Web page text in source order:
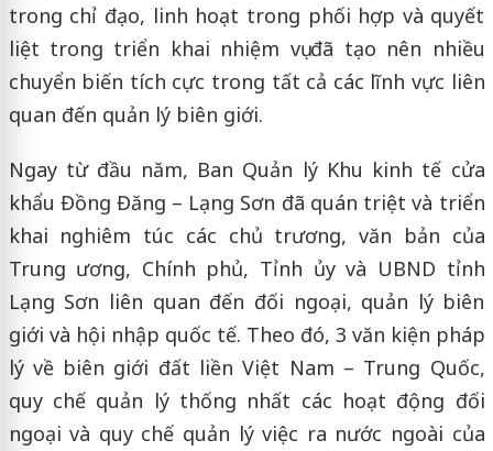
trong chỉ đạo, linh hoạt trong phối hợp và quyết
liệt trong triển khai nhiệm vụ đã tạo nên nhiều
chuyển biến tích cực trong tất cả các lĩnh vực liên
quan đến quản lý biên giới.
Ngay từ đầu năm, Ban Quản lý Khu kinh tế cửa
khẩu Đồng Đăng – Lạng Sơn đã quán triệt và triển
khai nghiêm túc các chủ trương, văn bản của
Trung ương, Chính phủ, Tỉnh ủy và UBND tỉnh
Lạng Sơn liên quan đến đối ngoại, quản lý biên
giới và hội nhập quốc tế. Theo đó, 3 văn kiện pháp
lý về biên giới đất liền Việt Nam – Trung Quốc,
quy chế quản lý thống nhất các hoạt động đối
ngoại và quy chế quản lý việc ra nước ngoài của